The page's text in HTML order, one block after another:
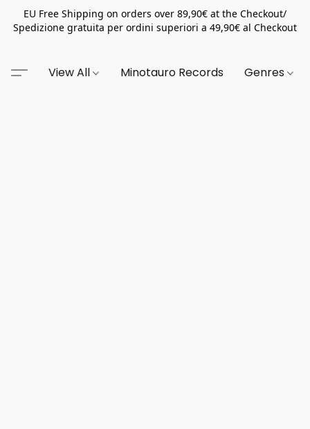
EU Free Shipping on orders over 89,90€ at the Checkout/
Spedizione gratuita per ordini superiori a 49,90€ al Checkout
View All Minotauro Records Genres